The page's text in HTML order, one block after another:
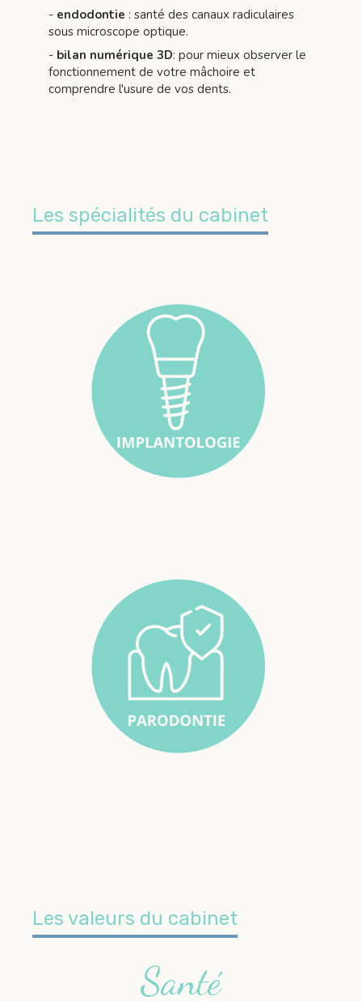
- endodontie : santé des canaux radiculaires
sous microscope optique.
- bilan numérique 3D: pour mieux observer le
fonctionnement de votre mâchoire et
comprendre l'usure de vos dents.
Les spécialités du cabinet
Les valeurs du cabinet
Santé